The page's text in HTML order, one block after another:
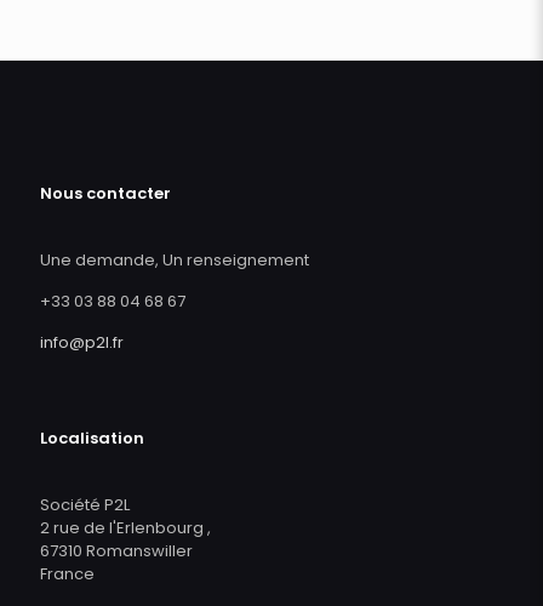
Nous contacter
Une demande, Un renseignement
+33 03 88 04 68 67
info@p2l.fr
Localisation
Société P2L
2 rue de l'Erlenbourg ,
67310 Romanswiller
France